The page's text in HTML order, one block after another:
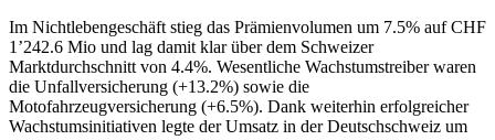
Im Nichtlebengeschäft stieg das Prämienvolumen um 7.5% auf CHF
1’242.6 Mio und lag damit klar über dem Schweizer
Marktdurchschnitt von 4.4%. Wesentliche Wachstumstreiber waren
die Unfallversicherung (+13.2%) sowie die
Motofahrzeugversicherung (+6.5%). Dank weiterhin erfolgreicher
Wachstumsinitiativen legte der Umsatz in der Deutschschweiz um